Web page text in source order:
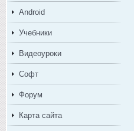
Android
Учебники
Видеоуроки
Софт
Форум
Карта сайта